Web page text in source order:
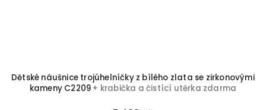
Dětské náušnice trojúhelníčky z bílého zlata se zirkonovými
kameny C2209 + krabička a čistící utěrka zdarma